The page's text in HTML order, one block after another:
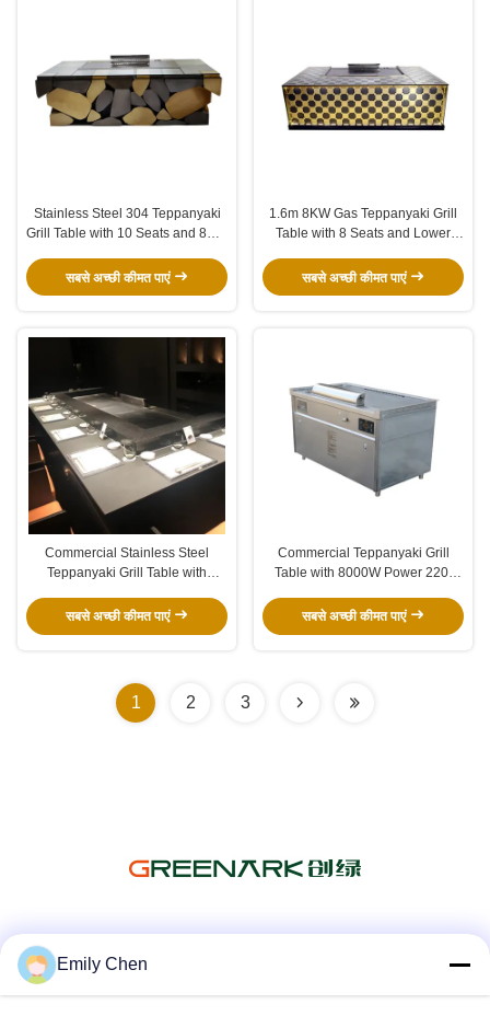
Stainless Steel 304 Teppanyaki
Grill Table with 10 Seats and 8KW
सबसे अच्छी कीमत पाएं
1.6m 8KW Gas Teppanyaki Grill
Table with 8 Seats and Lower
सबसे अच्छी कीमत पाएं
Commercial Stainless Steel
Teppanyaki Grill Table with
500*400mm Cooking Area and
सबसे अच्छी कीमत पाएं
Commercial Teppanyaki Grill
Table with 8000W Power 220-
Customized Size for Restaurants
सबसे अच्छी कीमत पाएं
1 2 3
Emily Chen